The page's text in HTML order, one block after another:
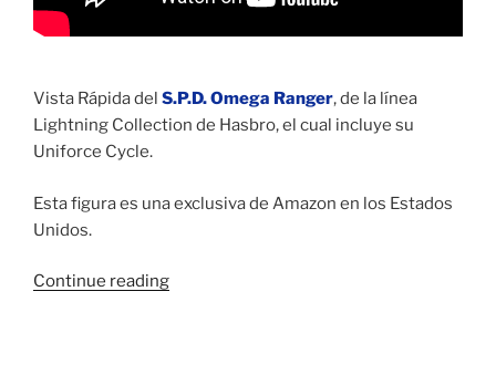
Vista Rápida del S.P.D. Omega Ranger, de la línea
Lightning Collection de Hasbro, el cual incluye su
Uniforce Cycle.
Esta figura es una exclusiva de Amazon en los Estados
Unidos.
Continue reading“Vista